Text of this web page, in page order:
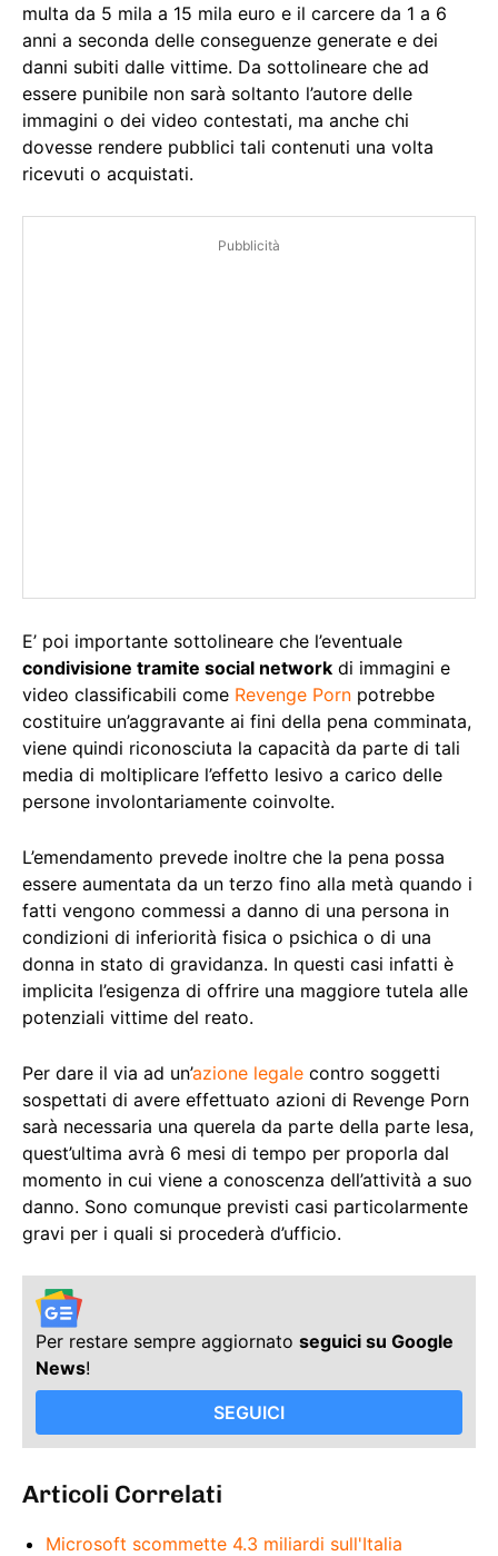
multa da 5 mila a 15 mila euro e il carcere da 1 a 6
anni a seconda delle conseguenze generate e dei
danni subiti dalle vittime. Da sottolineare che ad
essere punibile non sarà soltanto l’autore delle
immagini o dei video contestati, ma anche chi
dovesse rendere pubblici tali contenuti una volta
ricevuti o acquistati.
Pubblicità
E’ poi importante sottolineare che l’eventuale
condivisione tramite social network di immagini e
video classificabili come Revenge Porn potrebbe
costituire un’aggravante ai fini della pena comminata,
viene quindi riconosciuta la capacità da parte di tali
media di moltiplicare l’effetto lesivo a carico delle
persone involontariamente coinvolte.
L’emendamento prevede inoltre che la pena possa
essere aumentata da un terzo fino alla metà quando i
fatti vengono commessi a danno di una persona in
condizioni di inferiorità fisica o psichica o di una
donna in stato di gravidanza. In questi casi infatti è
implicita l’esigenza di offrire una maggiore tutela alle
potenziali vittime del reato.
Per dare il via ad un’azione legale contro soggetti
sospettati di avere effettuato azioni di Revenge Porn
sarà necessaria una querela da parte della parte lesa,
quest’ultima avrà 6 mesi di tempo per proporla dal
momento in cui viene a conoscenza dell’attività a suo
danno. Sono comunque previsti casi particolarmente
gravi per i quali si procederà d’ufficio.
Per restare sempre aggiornato seguici su Google
News!
SEGUICI
Articoli Correlati
Microsoft scommette 4.3 miliardi sull'Italia